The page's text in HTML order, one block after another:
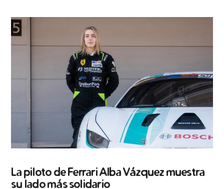
La piloto de Ferrari Alba Vázquez muestra
su lado más solidario